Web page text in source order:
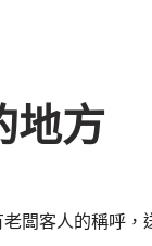
地方
闆客人的稱呼